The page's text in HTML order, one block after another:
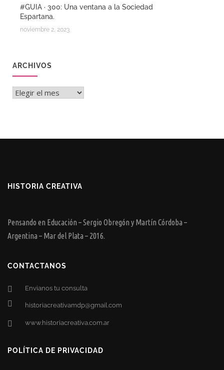
#GUIA · 300: Una ventana a la Sociedad
Espartana.
noviembre 2, 2023
ARCHIVOS
Archivos
HISTORIA CREATIVA
Pensando en Educación – Sergio Obregón y Martín Córdoba –
Argentina – Mar del Plata – 2016.
CONTACTANOS
Envianos tu consulta
historiacreativamdp@gmail.com
www.historiacreativa.com.ar
POLÍTICA DE PRIVACIDAD